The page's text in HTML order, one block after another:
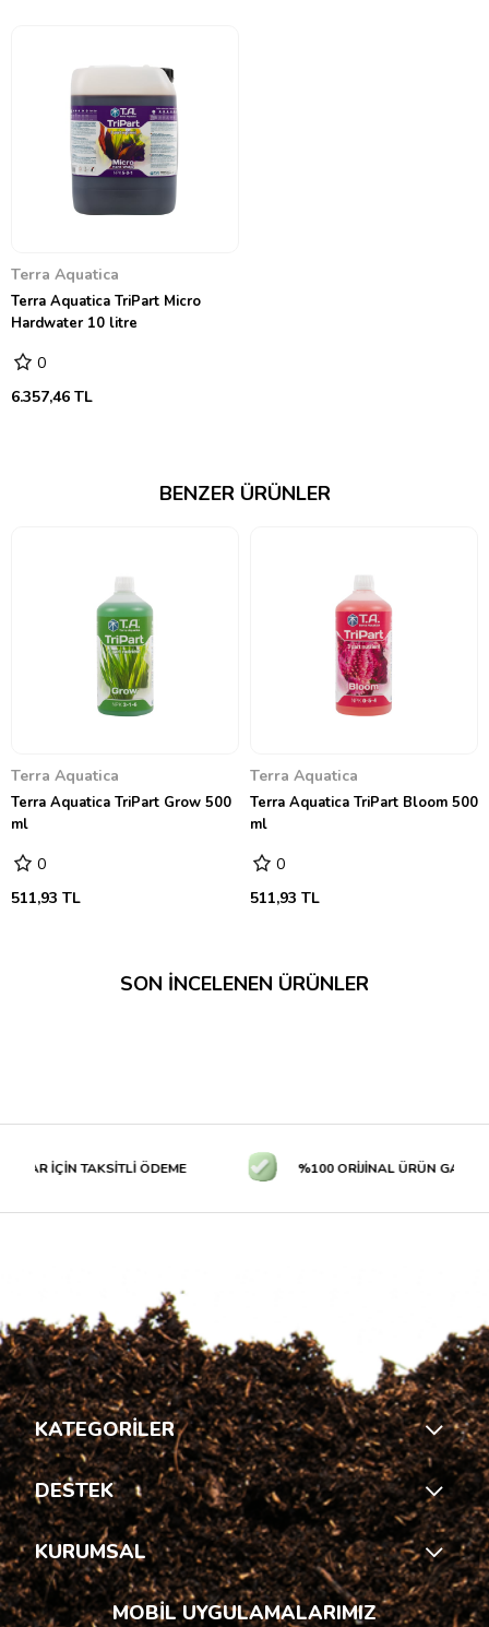
Terra Aquatica
Terra Aquatica TriPart Micro
Hardwater 10 litre
0
6.357,46 TL
BENZER ÜRÜNLER
Terra Aquatica
Terra Aquatica TriPart Grow 500
ml
0
511,93 TL
Terra Aquatica
Terra Aquatica TriPart Bloom 500
ml
0
511,93 TL
SON İNCELENEN ÜRÜNLER
İÇİN TAKSİTLİ ÖDEME %100 ORİJİNAL ÜRÜN
KATEGORİLER
DESTEK
KURUMSAL
MOBİL UYGULAMALARIMIZ